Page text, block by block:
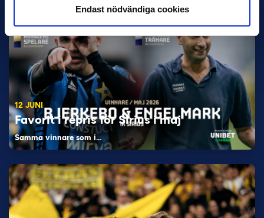
Endast nödvändiga cookies
12 JUNI
Favorit i repris för Sirius i maj
Samma vinnare som i…